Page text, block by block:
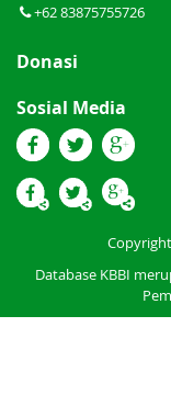
+62 83875755726
Donasi
Sosial Media
Database KBBI